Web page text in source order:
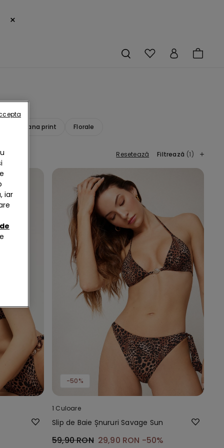
×
Bandana print Florale
Resetează Filtrează (1)
-50%
1 Culoare
Slip de Baie Șnururi Savage Sun
59,90 RON 29,90 RON -50%
iar